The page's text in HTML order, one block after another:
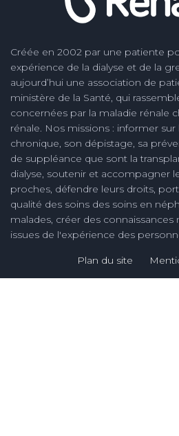
Créée en 2002 par une patiente
expérience de la dialyse et de la
aujourd’hui une association de
ministère de la Santé, qui
concernées par la maladie rénale
rénale. Nos missions : informer sur
chronique, son dépistage, sa
de suppléance que sont la
dialyse, soutenir et accompagner
proches, défendre leurs droits,
qualité des soins des soins en
malades, créer des
issues de l'expérience des
Plan du site